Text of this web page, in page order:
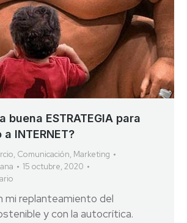
buena ESTRATEGIA para
INTERNET?
, Comunicación, Marketing
15 octubre, 2020
mi replanteamiento del
y con la autocrítica.